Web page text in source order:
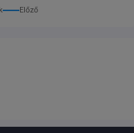
porez i POTVRDA
ostaje samo
dana...
Előző